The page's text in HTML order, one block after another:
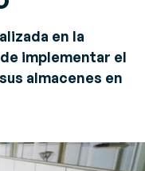
en la
implementar el
almacenes en